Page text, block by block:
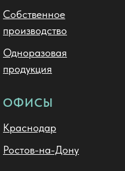
Собственное
производство
Одноразовая
продукция
ОФИСЫ
Краснодар
Ростов-на-Дону